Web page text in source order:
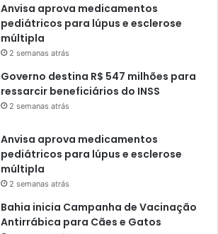
Anvisa aprova medicamentos
pediátricos para lúpus e esclerose
múltipla
2 semanas atrás
Governo destina R$ 547 milhões para
ressarcir beneficiários do INSS
2 semanas atrás
Anvisa aprova medicamentos
pediátricos para lúpus e esclerose
múltipla
2 semanas atrás
Bahia inicia Campanha de Vacinação
Antirrábica para Cães e Gatos